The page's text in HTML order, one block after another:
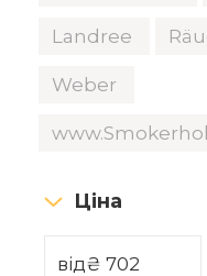
Landree
Weber
Ціна
від₴